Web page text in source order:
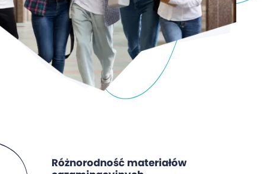
Różnorodność materiałów